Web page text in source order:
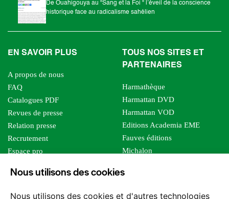
Nous utilisons des cookies
Nous utilisons des cookies et d'autres technologies
De Ouahigouya au "Sang et la Foi " l’éveil de la conscience
historique face au radicalisme sahélien
EN SAVOIR PLUS
A propos de nous
FAQ
Catalogues PDF
Revues de presse
Relation presse
Recrutement
Espace pro
Foreign rights
TOUS NOS SITES ET
PARTENAIRES
Harmathèque
Harmattan DVD
Harmattan VOD
Editions Academia EME
Fauves éditions
Michalon
Editions Sutton